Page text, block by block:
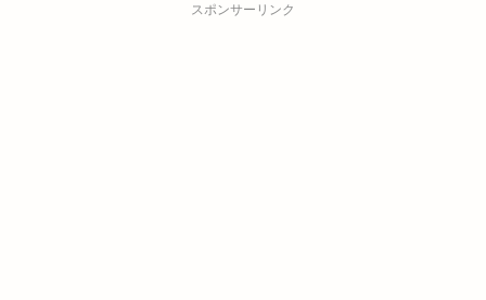
スポンサーリンク